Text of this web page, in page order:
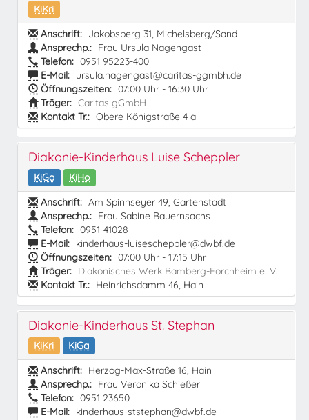
KiKri
Anschrift: Jakobsberg 31, Michelsberg/Sand
Ansprechp.: Frau Ursula Nagengast
Telefon: 0951 95223-400
E-Mail: ursula.nagengast@caritas-ggmbh.de
Öffnungszeiten: 07:00 Uhr - 16:30 Uhr
Träger: Caritas gGmbH
Kontakt Tr.: Obere Königstraße 4 a
Diakonie-Kinderhaus Luise Scheppler
KiGa
KiHo
Anschrift: Am Spinnseyer 49, Gartenstadt
Ansprechp.: Frau Sabine Bauernsachs
Telefon: 0951-41028
E-Mail: kinderhaus-luisescheppler@dwbf.de
Öffnungszeiten: 07:00 Uhr - 17:15 Uhr
Träger: Diakonisches Werk Bamberg-Forchheim e. V.
Kontakt Tr.: Heinrichsdamm 46, Hain
Diakonie-Kinderhaus St. Stephan
KiKri
KiGa
Anschrift: Herzog-Max-Straße 16, Hain
Ansprechp.: Frau Veronika Schießer
Telefon: 0951 23650
E-Mail: kinderhaus-ststephan@dwbf.de